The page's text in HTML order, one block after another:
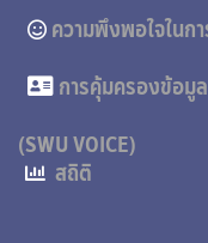
ความพึงพอใจในก
การคุ้มครองข้อมู
(SWU VOICE)
สถิติ